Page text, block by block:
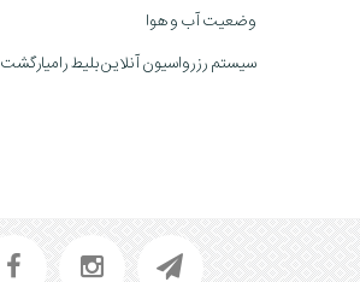
وضعیت آب و هوا
سیستم رزرواسیون آنلاین بلیط رامیارگشت